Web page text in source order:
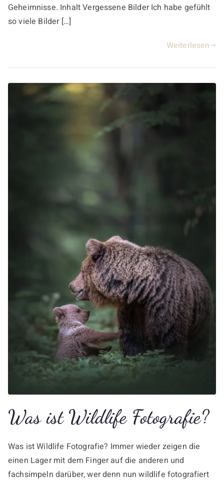
Geheimnisse. Inhalt Vergessene Bilder Ich habe gefühlt
so viele Bilder […]
Weiterlesen
Was ist Wildlife Fotografie?
Was ist Wildlife Fotografie? Immer wieder zeigen die
einen Lager mit dem Finger auf die anderen und
fachsimpeln darüber, wer denn nun wildlife fotografiert